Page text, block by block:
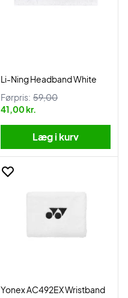
Li-Ning Headband White
Førpris: 59,00
41,00 kr.
Læg i kurv
Yonex AC492EX Wristband